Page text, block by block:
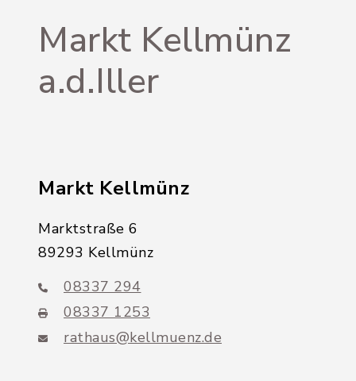
Markt Kellmünz
a.d.Iller
Markt Kellmünz
Marktstraße 6
89293 Kellmünz
08337 294
08337 1253
rathaus@kellmuenz.de